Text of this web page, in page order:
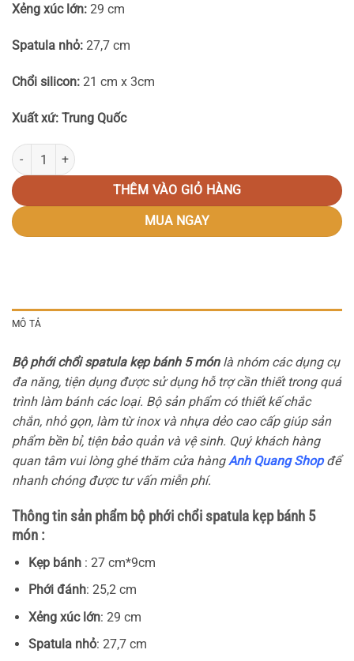
Xẻng xúc lớn: 29 cm
Spatula nhỏ: 27,7 cm
Chổi silicon: 21 cm x 3cm
Xuất xứ: Trung Quốc
Bộ phới chổi spatula kẹp bánh 5 món số lượng
THÊM VÀO GIỎ HÀNG
MUA NGAY
MÔ TẢ
Bộ phới chổi spatula kẹp bánh 5 mónlà nhóm các dụng cụ
đa năng, tiện dụng được sử dụng hỗ trợ cần thiết trong quá
trình làm bánh các loại. Bộ sản phẩm có thiết kế chắc
chắn, nhỏ gọn, làm từ inox và nhựa dẻo cao cấp giúp sản
phẩm bền bỉ, tiện bảo quản và vệ sinh. Quý khách hàng
quan tâm vui lòng ghé thăm cửa hàngAnh Quang Shopđể
nhanh chóng được tư vấn miễn phí.
Thông tin sản phẩm bộ phới chổi spatula kẹp bánh 5
món :
Kẹp bánh: 27 cm*9cm
Phới đánh: 25,2 cm
Xẻng xúc lớn: 29 cm
Spatula nhỏ: 27,7 cm